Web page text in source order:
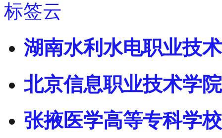
标签云
湖南水利水电职业技
北京信息职业技术学院
张掖医学高等专科学校